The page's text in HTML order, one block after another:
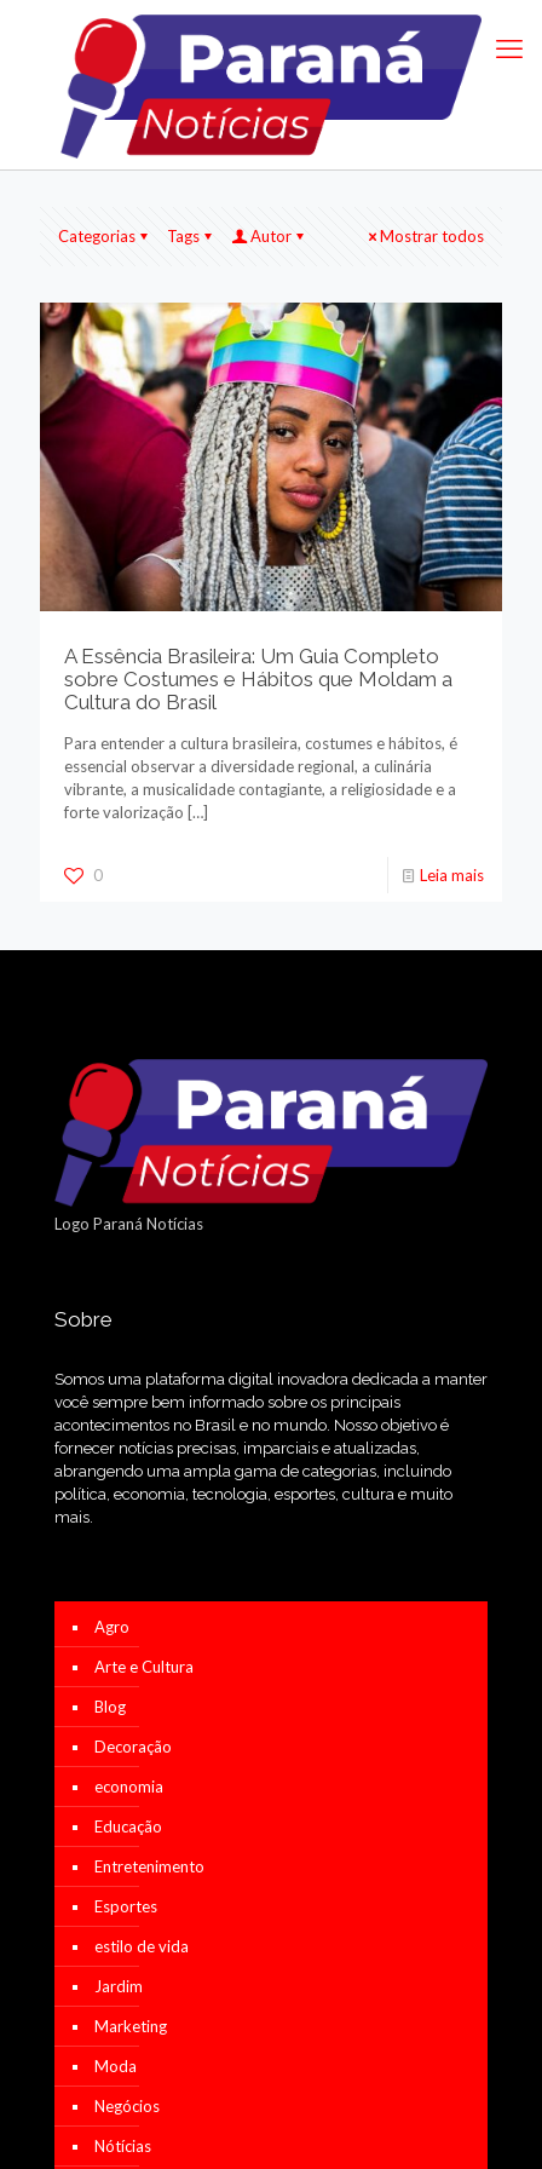
Categorias Tags Autor Mostrar todos
A Essência Brasileira: Um Guia Completo
sobre Costumes e Hábitos que Moldam a
Cultura do Brasil
Para entender a cultura brasileira, costumes e hábitos, é
essencial observar a diversidade regional, a culinária
vibrante, a musicalidade contagiante, a religiosidade e a
forte valorização […]
0 Leia mais
Logo Paraná Notícias
Sobre
Somos uma plataforma digital inovadora dedicada a manter
você sempre bem informado sobre os principais
acontecimentos no Brasil e no mundo. Nosso objetivo é
fornecer notícias precisas, imparciais e atualizadas,
abrangendo uma ampla gama de categorias, incluindo
política, economia, tecnologia, esportes, cultura e muito
mais.
Agro
Arte e Cultura
Blog
Decoração
economia
Educação
Entretenimento
Esportes
estilo de vida
Jardim
Marketing
Moda
Negócios
Nótícias